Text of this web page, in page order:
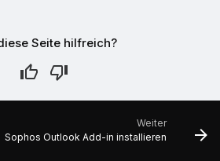
Seite hilfreich?
Weiter
Sophos Outlook Add-in installieren